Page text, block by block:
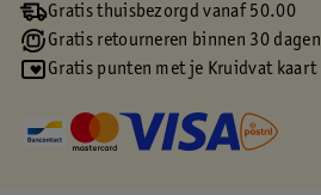
Gratis thuisbezorgd vanaf 50.00
Gratis retourneren binnen 30 dagen
Gratis punten met je Kruidvat kaart